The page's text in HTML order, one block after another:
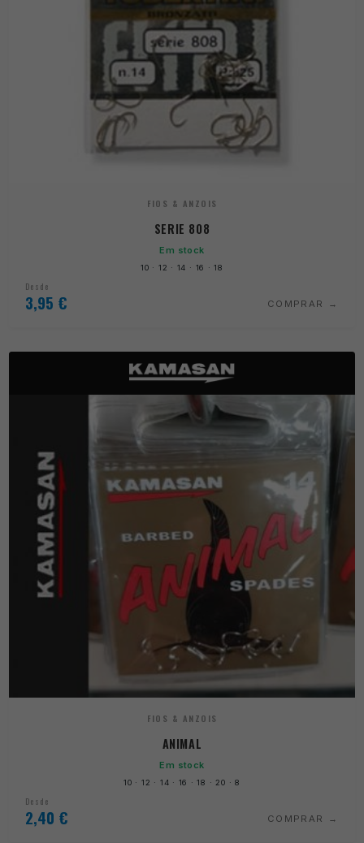
FIOS & ANZOIS
SERIE 808
Em stock
10 · 12 · 14 · 16 · 18
Desde
3,95 € COMPRAR
FIOS & ANZOIS
ANIMAL
Em stock
10 · 12 · 14 · 16 · 18 · 20 · 8
Desde
2,40 € COMPRAR